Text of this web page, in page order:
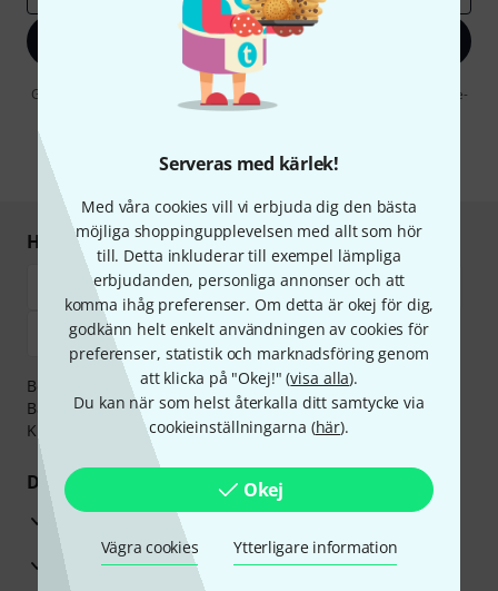
Serveras med kärlek!
Med våra cookies vill vi erbjuda dig den bästa
möjliga shoppingupplevelsen med allt som hör
till. Detta inkluderar till exempel lämpliga
erbjudanden, personliga annonser och att
komma ihåg preferenser. Om detta är okej för dig,
godkänn helt enkelt användningen av cookies för
preferenser, statistik och marknadsföring genom
att klicka på "Okej!" (visa alla).
Du kan när som helst återkalla ditt samtycke via
cookieinställningarna (här).
Okej
Vägra cookies Ytterligare information
Registrera dig nu
Genom att klicka på "Registrera dig nu" samtycker jag till att ta emot e-
postreklam. Avregistrering är möjlig när som helst. Du finner mer
* Nödvändig
Handla och betala säkert
Betalningen kan göras tryggt och säkert med
Banköverföring, PayPal,Klarna Direktbetalningeller
Kreditkort.
Dina fördelar
3-år Thomann-garanti
30 dagars öppet köp